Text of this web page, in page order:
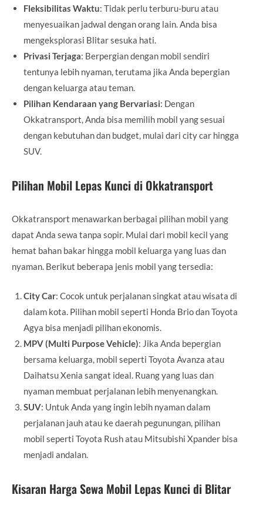
Fleksibilitas Waktu: Tidak perlu terburu-buru atau
menyesuaikan jadwal dengan orang lain. Anda bisa
mengeksplorasi Blitar sesuka hati.
Privasi Terjaga: Berpergian dengan mobil sendiri
tentunya lebih nyaman, terutama jika Anda bepergian
dengan keluarga atau teman.
Pilihan Kendaraan yang Bervariasi: Dengan
Okkatransport, Anda bisa memilih mobil yang sesuai
dengan kebutuhan dan budget, mulai dari city car hingga
SUV.
Pilihan Mobil Lepas Kunci di Okkatransport
Okkatransport menawarkan berbagai pilihan mobil yang
dapat Anda sewa tanpa sopir. Mulai dari mobil kecil yang
hemat bahan bakar hingga mobil keluarga yang luas dan
nyaman. Berikut beberapa jenis mobil yang tersedia:
City Car: Cocok untuk perjalanan singkat atau wisata di
dalam kota. Pilihan mobil seperti Honda Brio dan Toyota
Agya bisa menjadi pilihan ekonomis.
MPV (Multi Purpose Vehicle): Jika Anda bepergian
bersama keluarga, mobil seperti Toyota Avanza atau
Daihatsu Xenia sangat ideal. Ruang yang luas dan
nyaman membuat perjalanan lebih menyenangkan.
SUV: Untuk Anda yang ingin lebih nyaman dalam
perjalanan jauh atau ke daerah pegunungan, pilihan
mobil seperti Toyota Rush atau Mitsubishi Xpander bisa
menjadi andalan.
Kisaran Harga Sewa Mobil Lepas Kunci di Blitar